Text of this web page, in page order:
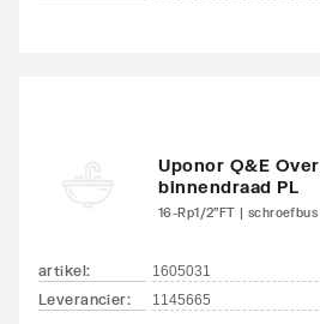
Uponor Q&E
binnendraad PL
16-Rp1/2"FT | schroefbus
artikel: 1605031
Leverancier: 1145665